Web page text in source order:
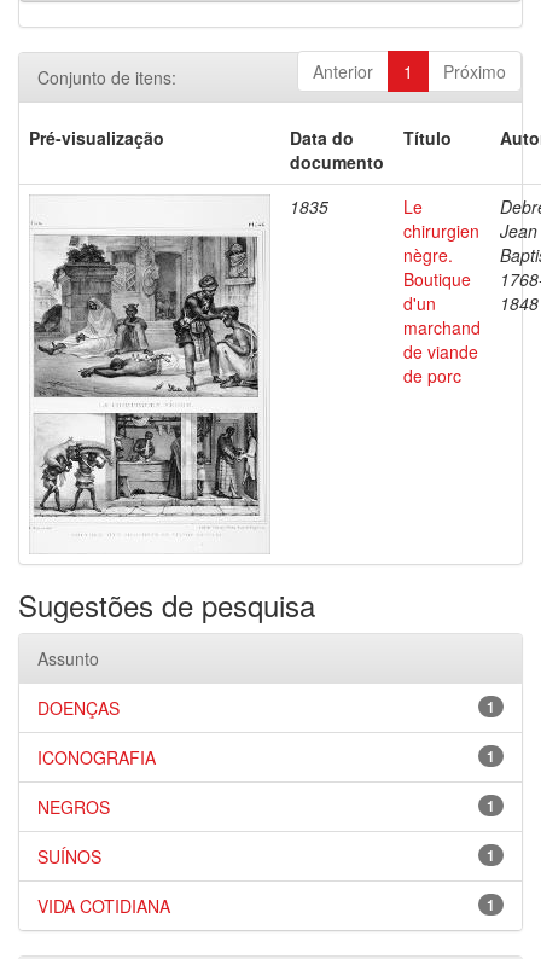
Anterior 1 Próximo
Conjunto de itens:
Pré-visualização
Data do
documento
Título
1835
Le
chirurgien
nègre.
Boutique
d'un
marchand
de viande
de porc
Jean
1848
Sugestões de pesquisa
Assunto
1
DOENÇAS
1
ICONOGRAFIA
1
NEGROS
1
SUÍNOS
1
VIDA COTIDIANA